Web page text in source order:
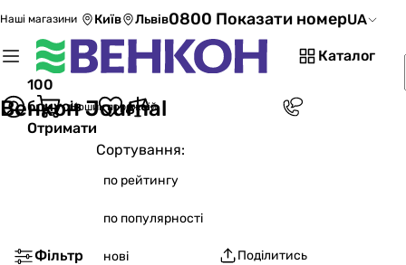
Наші магазини Київ Львів0800 Показати номерUA
Каталог
100
бонусів
Отримати
Кошик порожній
Венкон Journal
Фільтр
Сортування:
по рейтингу
по популярності
нові Поділитись